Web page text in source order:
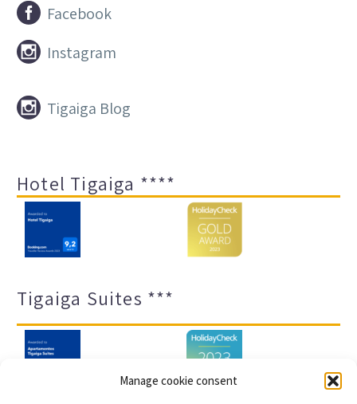
Manage cookie consent

 Facebook

 Instagram

 Tigaiga Blog
Hotel Tigaiga ****
Tigaiga Suites ***